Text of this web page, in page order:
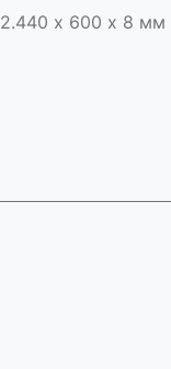
2.440 х 600 х 8 мм